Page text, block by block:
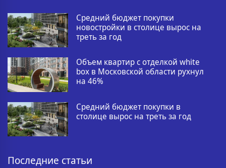
Средний бюджет покупки
новостройки в столице вырос на
треть за год
Объем квартир с отделкой white
box в Московской области рухнул
на 46%
Средний бюджет покупки в
столице вырос на треть за год
Последние статьи